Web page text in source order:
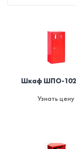
Шкаф ШПО-
Узнать цену